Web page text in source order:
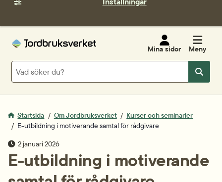
Mina sidor Meny
Sök
Sök
Startsida Om Jordbruksverket
Kurser och seminarier
E-utbildning i motiverande samtal för rådgivare
publiceringsdatum
2 januari 2026
E-utbildning i motiverande